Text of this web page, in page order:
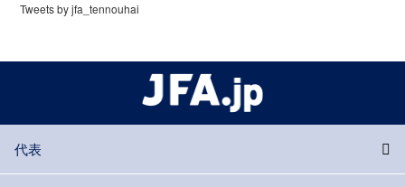
Tweets by jfa_tennouhai
代表